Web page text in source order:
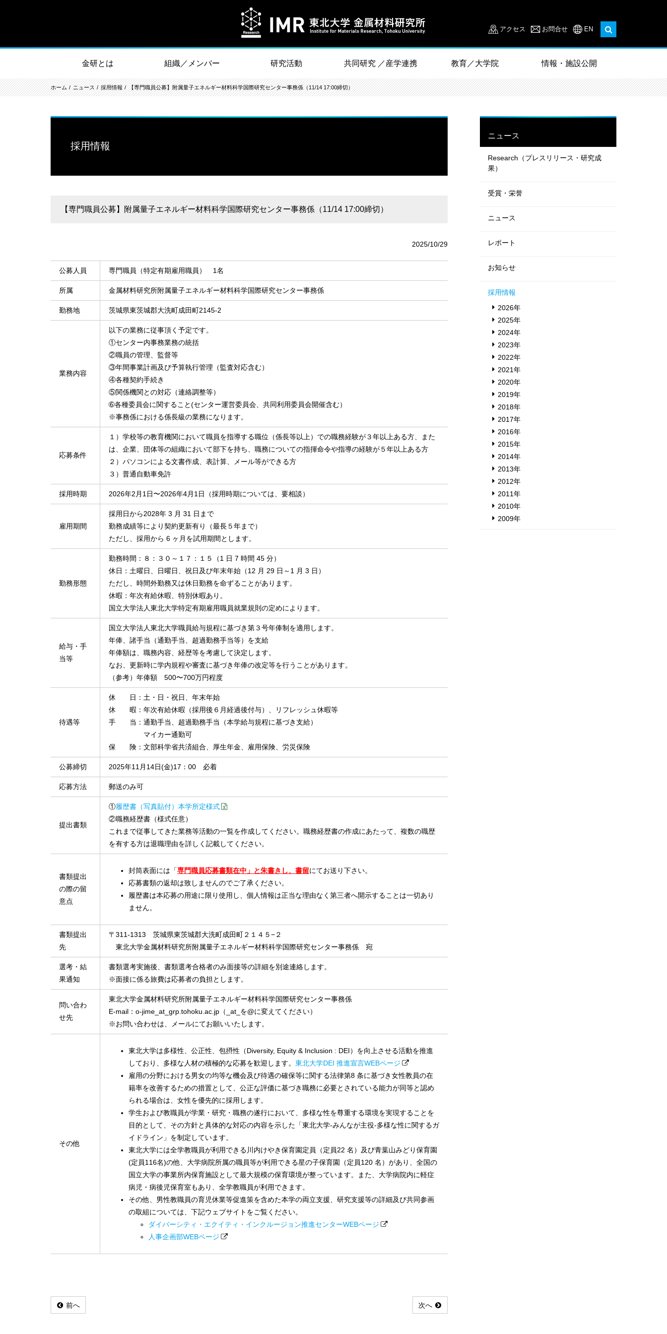
アクセス お問合せ EN
金研とは 組織／メンバー 研究活動 共同研究 ／産学連携 教育／大学院 情報・施設公開
ホーム ニュース 採用情報 【専門職員公募】附属量子エネルギー材料科学国際研究センター事務係（11/14 17:00締切）
採用情報
【専門職員公募】附属量子エネルギー材料科学国際研究センター事務係（11/14 17:00締切）
2025/10/29
公募人員 専門職員（特定有期雇用職員） 1名
所属 金属材料研究所附属量子エネルギー材料科学国際研究センター事務係
勤務地 茨城県東茨城郡大洗町成田町2145-2
業務内容
以下の業務に従事頂く予定です。
①センター内事務業務の統括
②職員の管理、監督等
③年間事業計画及び予算執行管理（監査対応含む）
④各種契約手続き
⑤関係機関との対応（連絡調整等）
➅各種委員会に関すること(センター運営委員会、共同利用委員会開催含む）
※事務係における係長級の業務になります。
応募条件
１）学校等の教育機関において職員を指導する職位（係長等以上）での職務経験が３年以上ある方、また
は、企業、団体等の組織において部下を持ち、職務についての指揮命令や指導の経験が５年以上ある方
２）パソコンによる文書作成、表計算、メール等ができる方
３）普通自動車免許
採用時期 2026年2月1日〜2026年4月1日（採用時期については、要相談）
雇用期間
採用日から2028年 3 月 31 日まで
勤務成績等により契約更新有り（最長５年まで）
ただし、採用から 6 ヶ月を試用期間とします。
勤務形態
勤務時間：８：３０～１７：１５（1 日 7 時間 45 分）
休日：土曜日、日曜日、祝日及び年末年始（12 月 29 日～1 月 3 日）
ただし、時間外勤務又は休日勤務を命ずることがあります。
休暇：年次有給休暇、特別休暇あり。
国立大学法人東北大学特定有期雇用職員就業規則の定めによります。
給与・手
当等
国立大学法人東北大学職員給与規程に基づき第３号年俸制を適用します。
年俸、諸手当（通勤手当、超過勤務手当等）を支給
年俸額は、職務内容、経歴等を考慮して決定します。
なお、更新時に学内規程や審査に基づき年俸の改定等を行うことがあります。
（参考）年俸額 500〜700万円程度
待遇等
休 日：土・日・祝日、年末年始
休 暇：年次有給休暇（採用後６月経過後付与）、リフレッシュ休暇等
手 当：通勤手当、超過勤務手当（本学給与規程に基づき支給）
マイカー通勤可
保 険：文部科学省共済組合、厚生年金、雇用保険、労災保険
公募締切 2025年11月14日(金)17：00 必着
応募方法 郵送のみ可
提出書類
①履歴書（写真貼付）本学所定様式
②職務経歴書（様式任意）
これまで従事してきた業務等活動の一覧を作成してください。職務経歴書の作成にあたって、複数の職歴
を有する方は退職理由を詳しく記載してください。
書類提出
の際の留
意点
封筒表面には「専門職員応募書類在中」と朱書きし、書留にてお送り下さい。
応募書類の返却は致しませんのでご了承ください。
履歴書は本応募の用途に限り使用し、個人情報は正当な理由なく第三者へ開示することは一切あり
ません。
書類提出
先
〒311-1313 茨城県東茨城郡大洗町成田町２１４５−２
東北大学金属材料研究所附属量子エネルギー材料科学国際研究センター事務係 宛
選考・結
果通知
書類選考実施後、書類選考合格者のみ面接等の詳細を別途連絡します。
※面接に係る旅費は応募者の負担とします。
問い合わ
せ先
東北大学金属材料研究所附属量子エネルギー材料科学国際研究センター事務係
E-mail：o-jime_at_grp.tohoku.ac.jp（_at_を@に変えてください）
※お問い合わせは、メールにてお願いいたします。
その他
東北大学は多様性、公正性、包摂性（Diversity, Equity & Inclusion : DEI）を向上させる活動を推進
しており、多様な人材の積極的な応募を歓迎します。 東北大学DEI 推進宣言WEBページ
雇用の分野における男女の均等な機会及び待遇の確保等に関する法律第8 条に基づき女性教員の在
籍率を改善するための措置として、公正な評価に基づき職務に必要とされている能力が同等と認め
られる場合は、女性を優先的に採用します。
学生および教職員が学業・研究・職務の遂行において、多様な性を尊重する環境を実現することを
目的として、その方針と具体的な対応の内容を示した「東北大学-みんなが主役-多様な性に関するガ
イドライン」を制定しています。
東北大学には全学教職員が利用できる川内けやき保育園定員（定員22 名）及び青葉山みどり保育園
(定員116名)の他、大学病院所属の職員等が利用できる星の子保育園（定員120 名）があり、全国の
国立大学の事業所内保育施設として最大規模の保育環境が整っています。また、大学病院内に軽症
病児・病後児保育室もあり、全学教職員が利用できます。
その他、男性教職員の育児休業等促進策を含めた本学の両立支援、研究支援等の詳細及び共同参画
の取組については、下記ウェブサイトをご覧ください。
ダイバーシティ・エクイティ・インクルージョン推進センターWEBページ
人事企画部WEBページ
前へ 次へ
ニュース
Research（プレスリリース・研究成
果）
受賞・栄誉
ニュース
レポート
お知らせ
採用情報
2026年
2025年
2024年
2023年
2022年
2021年
2020年
2019年
2018年
2017年
2016年
2015年
2014年
2013年
2012年
2011年
2010年
2009年